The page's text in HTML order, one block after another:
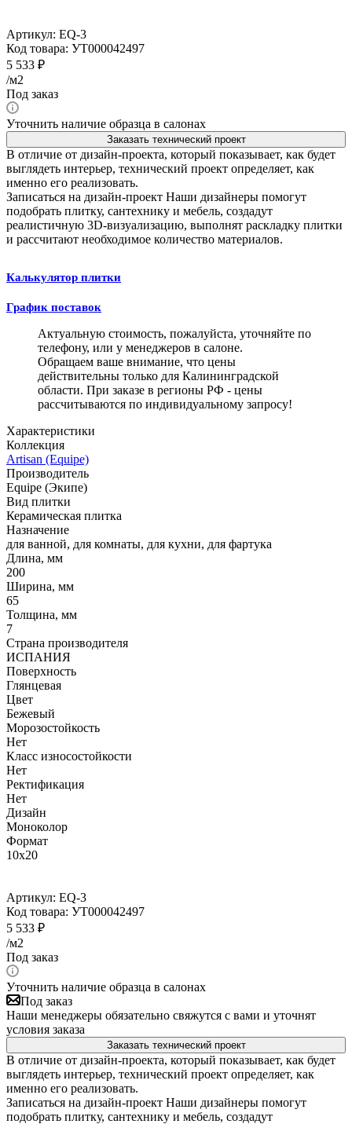
Артикул: EQ-3
Код товара: УТ000042497
5 533 ₽
/м2
Под заказ
Уточнить наличие образца в салонах
Заказать технический проект
В отличие от дизайн-проекта, который показывает, как будет
выглядеть интерьер, технический проект определяет, как
именно его реализовать.
Записаться на дизайн-проект Наши дизайнеры помогут
подобрать плитку, сантехнику и мебель, создадут
реалистичную 3D-визуализацию, выполнят раскладку плитки
и рассчитают необходимое количество материалов.
Калькулятор плитки
График поставок
Актуальную стоимость, пожалуйста, уточняйте по
телефону, или у менеджеров в салоне.
Обращаем ваше внимание, что цены
действительны только для Калининградской
области. При заказе в регионы РФ - цены
рассчитываются по индивидуальному запросу!
Характеристики
Коллекция
Artisan (Equipe)
Производитель
Equipe (Экипе)
Вид плитки
Керамическая плитка
Назначение
для ванной, для комнаты, для кухни, для фартука
Длина, мм
200
Ширина, мм
65
Толщина, мм
7
Страна производителя
ИСПАНИЯ
Поверхность
Глянцевая
Цвет
Бежевый
Морозостойкость
Нет
Класс износостойкости
Нет
Ректификация
Нет
Дизайн
Моноколор
Формат
10x20
Артикул: EQ-3
Код товара: УТ000042497
5 533 ₽
/м2
Под заказ
Уточнить наличие образца в салонах
Под заказ
Наши менеджеры обязательно свяжутся с вами и уточнят
условия заказа
Заказать технический проект
В отличие от дизайн-проекта, который показывает, как будет
выглядеть интерьер, технический проект определяет, как
именно его реализовать.
Записаться на дизайн-проект Наши дизайнеры помогут
подобрать плитку, сантехнику и мебель, создадут